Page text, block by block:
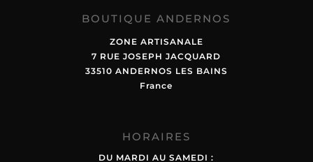
BOUTIQUE ANDERNOS
ZONE ARTISANALE
7 RUE JOSEPH JACQUARD
33510 ANDERNOS LES BAINS
France
HORAIRES
DU MARDI AU SAMEDI :